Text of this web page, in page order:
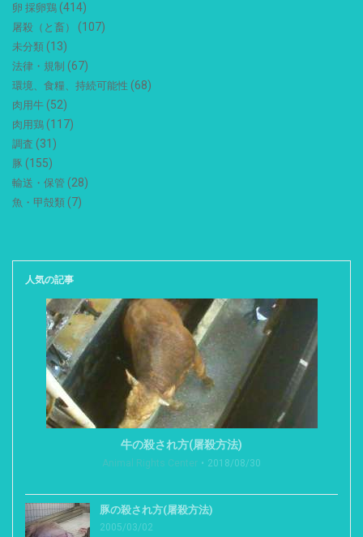
卵 採卵鶏 (414)
屠殺（と畜） (107)
未分類 (13)
法律・規制 (67)
環境、食糧、持続可能性 (68)
肉用牛 (52)
肉用鶏 (117)
調査 (31)
豚 (155)
輸送・保管 (28)
魚・甲殻類 (7)
人気の記事
牛の殺され方(屠殺方法)
Animal Rights Center 2018/08/30
豚の殺され方(屠殺方法)
2005/03/02